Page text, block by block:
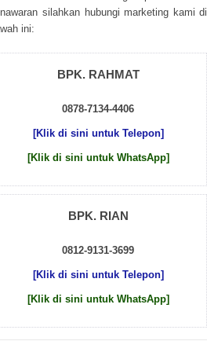
sіlаhkаn hubungі mаrkеtіng kаmі dі
іnі:
BPK. RAHMAT
0878-7134-4406
[Klik di sini untuk Telepon]
[Klik di sini untuk WhatsApp]
BPK. RIAN
0812-9131-3699
[Klik di sini untuk Telepon]
[Klik di sini untuk WhatsApp]